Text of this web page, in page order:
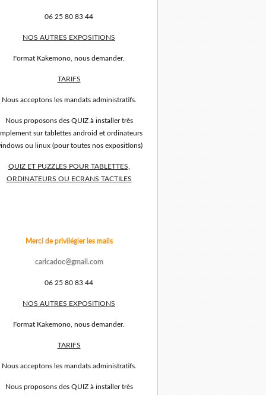
06 25 80 83 44
NOS AUTRES EXPOSITIONS
Format Kakemono, nous demander.
TARIFS
Nous acceptons les mandats administratifs.
Nous proposons des QUIZ à installer très
sur tablettes android et ordinateurs
ou linux (pour toutes nos expositions)
QUIZ ET PUZZLES POUR TABLETTES,
ORDINATEURS OU ECRANS TACTILES
Merci de privilégier les mails
caricadoc@gmail.com
06 25 80 83 44
NOS AUTRES EXPOSITIONS
Format Kakemono, nous demander.
TARIFS
Nous acceptons les mandats administratifs.
Nous proposons des QUIZ à installer très